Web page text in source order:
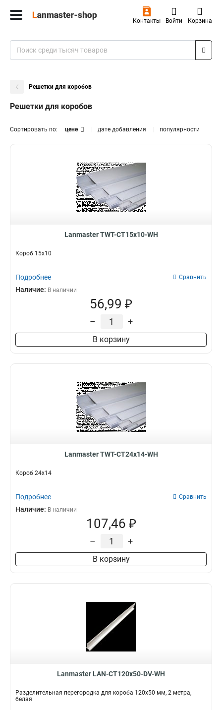
Контакты Войти Корзина
Решетки для коробов
Решетки для коробов
Сортировать по: цене дате добавления популярности
Lanmaster TWT-CT15x10-WH
Короб 15х10
Подробнее Сравнить
Наличие: В наличии
56,99 ₽
– +
В корзину
Lanmaster TWT-CT24x14-WH
Короб 24х14
Подробнее Сравнить
Наличие: В наличии
107,46 ₽
– +
В корзину
Lanmaster LAN-CT120x50-DV-WH
Разделительная перегородка для короба 120х50 мм, 2 метра,
белая